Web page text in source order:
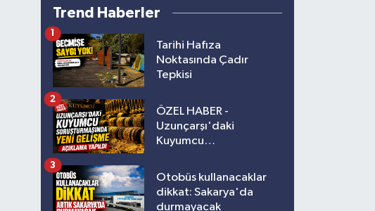
Bitti: 1
Trend Haberler
Tarihi Hafıza
Noktasında Çadır
Tepkisi
1
ÖZEL HABER -
Uzunçarşı'daki
Kuyumcu
Gelişme!
2
Otobüs kullanacaklar
dikkat: Sakarya'da
durmayacak
3